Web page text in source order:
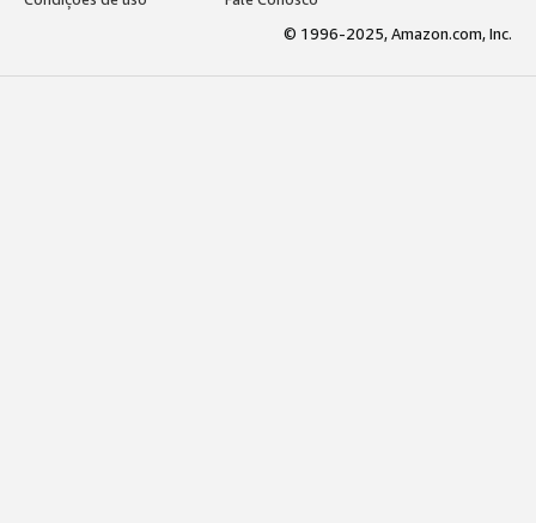
© 1996-2025, Amazon.com, Inc.